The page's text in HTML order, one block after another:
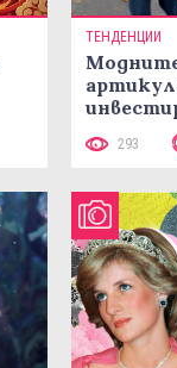
ТЕНДЕНЦИИ
293